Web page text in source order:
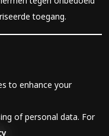
toegang.
to enhance your
of personal data. For